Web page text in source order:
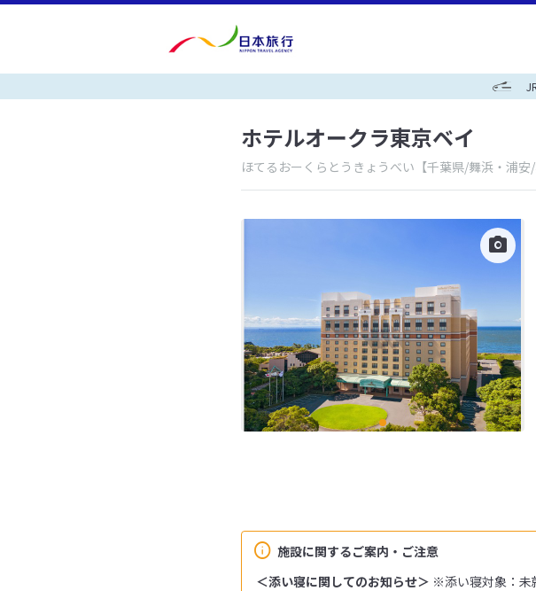
ホテルオークラ東京ベイ
ほてるおーくらとうきょうべい 【千葉県/舞浜・浦安/
施設に関するご案内・ご注意
＜添い寝に関してのお知らせ＞ ※添い寝対象：未